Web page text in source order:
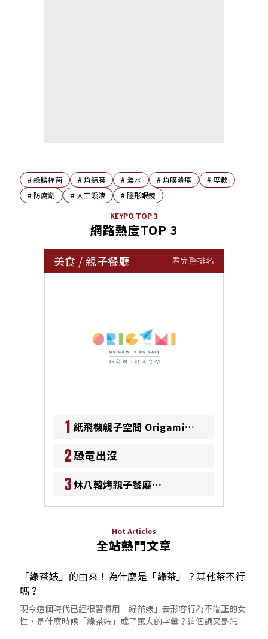
#綠膿桿菌 #角結膜 #淚水 #角膜潰瘍 # 度數
# 防腐劑 # 人工淚液 # 隱形眼鏡
KEYPO TOP 3
網路熱度TOP 3
美食 /親子餐廳 看完整排名
1 紙飛機親子空間 Origami
2恐竜出沒
3炑八韓烤親子餐廳
Hot Articles
全站熱門文章
「綠茶婊」的由來！為什麼是「綠茶」？其他茶不行
嗎？
現今這個時代已經很習慣用「綠茶婊」去形容行為不端正的女
性，是什麼時候「綠茶婊」成了罵人的字彙？這個詞又是怎麼